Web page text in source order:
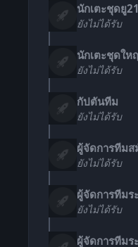
นักเตะชุดยู21
ยังไม่ได้รับ
นักเตะชุดให
ยังไม่ได้รับ
กัปตันทีม
ยังไม่ได้รับ
ผู้จัดการทีมส
ยังไม่ได้รับ
ผู้จัดการทีม
ยังไม่ได้รับ
ผู้จัดการทีม